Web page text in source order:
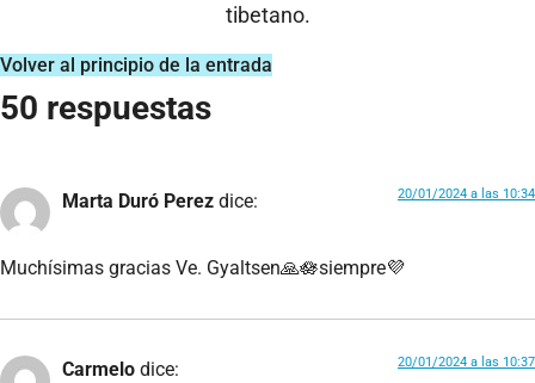
tibetano.
Volver al principio de la entrada
50 respuestas
Marta Duró Perez dice: 20/01/2024 a las 10:34
Muchísimas gracias Ve. Gyaltsen🙏🪷siempre💜
Carmelo dice: 20/01/2024 a las 10:37